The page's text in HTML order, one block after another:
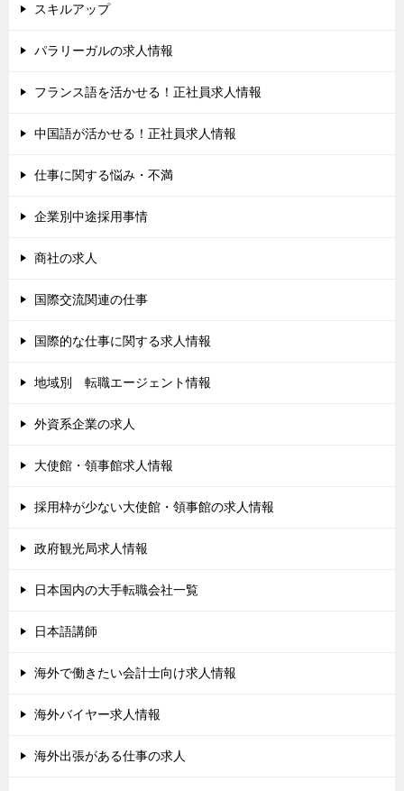
スキルアップ
パラリーガルの求人情報
フランス語を活かせる！正社員求人情報
中国語が活かせる！正社員求人情報
仕事に関する悩み・不満
企業別中途採用事情
商社の求人
国際交流関連の仕事
国際的な仕事に関する求人情報
地域別 転職エージェント情報
外資系企業の求人
大使館・領事館求人情報
採用枠が少ない大使館・領事館の求人情報
政府観光局求人情報
日本国内の大手転職会社一覧
日本語講師
海外で働きたい会計士向け求人情報
海外バイヤー求人情報
海外出張がある仕事の求人